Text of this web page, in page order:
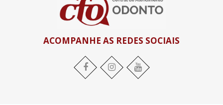
ACOMPANHE AS REDES SOCIAIS
Facebook Instagram YouTube